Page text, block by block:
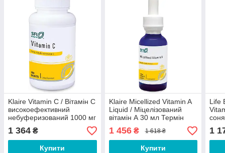
Klaire Vitamin C / Вітамін С
високоефективний
небуферизований 1000 мг
100 таблеток
1 364 ₴
Купити
Klaire Micellized Vitamin A
Liquid / Міцелізований
вітамін А 30 мл Термін
12/2026
1 456₴ 1 618 ₴
Купити
Life
1